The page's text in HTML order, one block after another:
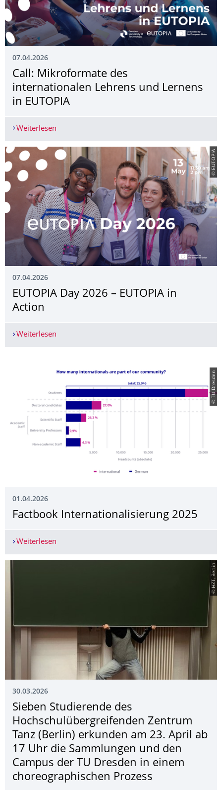
07.04.2026
Call: Mikroformate des
internationalen Lehrens und Lernens
in EUTOPIA
Weiterlesen
© EUTOPIA
07.04.2026
EUTOPIA Day 2026 – EUTOPIA in
Action
Weiterlesen
© TU Dresden
01.04.2026
­­Factbook Internationalisie­rung 2025
Weiterlesen
© HZT, Berlin
30.03.2026
Sieben Studierende des
Hochschulübergrei­fenden Zentrum
Tanz (Berlin) erkunden am 23. April ab
17 Uhr die Sammlungen und den
Campus der TU Dresden in einem
choreographischen Prozess